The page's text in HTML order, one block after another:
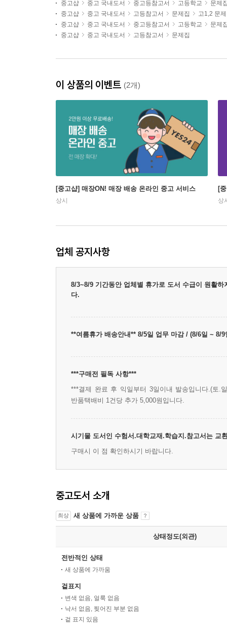
중고샵 중고 국내도서 중고등참고서 고등학교
문제
중고샵
중고 국내도서 고등참고서 문제집
고1,2 문
중고샵
중고 국내도서 중고등참고서 고등학교
문제
중고샵
중고 국내도서 고등참고서 문제집
이 상품의 이벤트 (2개)
[중고샵] 매장ON! 매장 배송 온라인 중고 서비스
상시
[
상
업체 공지사항
8/3~8/9 기간동안 업체별 휴가로 도서 수급이 원활
다.
**여름휴가 배송안내** 8/5일 업무 마감 / (8/6일 ~ 8/
***구매전 필독 사항***
***결제 완료 후 익일부터 3일이내 발송입니다.(토.
반품택배비 1건당 추가 5,000원입니다.
시기물 도서인 수험서.대학교재.학습지.참고서는 교
구매시 이 점 확인하시기 바랍니다.
중고도서 소개
최상 새 상품에 가까운 상품
상태정도(외관)
전반적인 상태
새 상품에 가까움
겉표지
변색 없음, 얼룩 없음
낙서 없음, 찢어진 부분 없음
겉 표지 있음